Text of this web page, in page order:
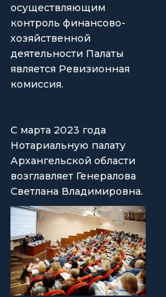
осуществляющим
контроль финансово-
хозяйственной
деятельности Палаты
является Ревизионная
комиссия.
С марта 2023 года
Нотариальную палату
Архангельской области
возглавляет Генералова
Светлана Владимировна.